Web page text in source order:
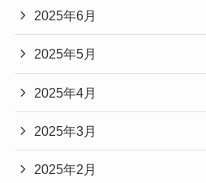
2025年6月
2025年5月
2025年4月
2025年3月
2025年2月